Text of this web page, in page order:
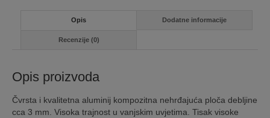
Opis Dodatne informacije
Recenzije (0)
Opis proizvoda
Čvrsta i kvalitetna aluminij kompozitna nehrđajuća ploča debljine
cca 3 mm. Visoka trajnost u vanjskim uvjetima. Tisak visoke